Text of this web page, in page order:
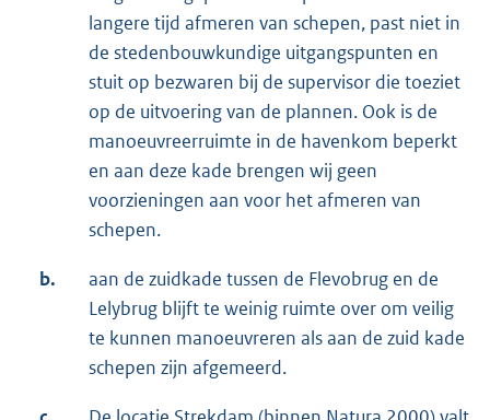
langere tijd afmeren van schepen, past niet in
de stedenbouwkundige uitgangspunten en
stuit op bezwaren bij de supervisor die toeziet
op de uitvoering van de plannen. Ook is de
manoeuvreerruimte in de havenkom beperkt
en aan deze kade brengen wij geen
voorzieningen aan voor het afmeren van
schepen.
b.
aan de zuidkade tussen de Flevobrug en de
Lelybrug blijft te weinig ruimte over om veilig
te kunnen manoeuvreren als aan de zuid kade
schepen zijn afgemeerd.